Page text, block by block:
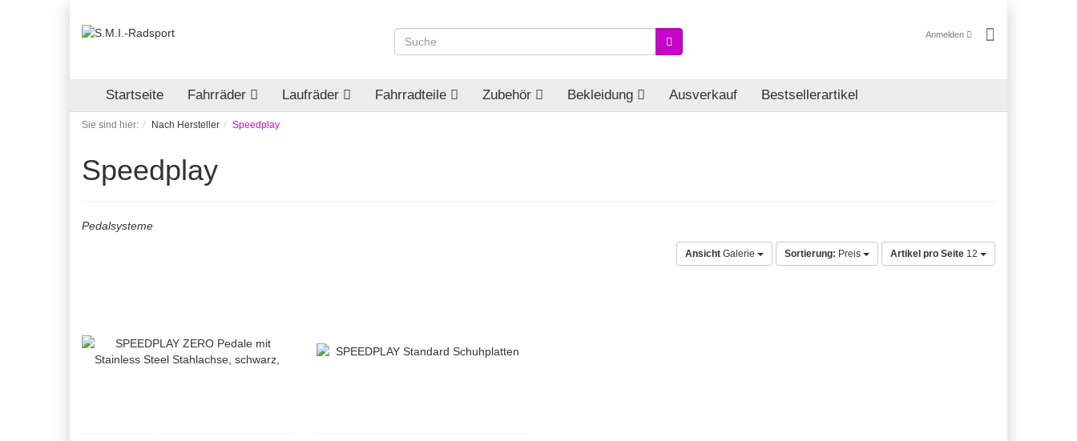
Anmelden
Startseite Fahrräder Laufräder Fahrradteile Zubehör Bekleidung Ausverkauf Bestsellerartikel
Sie sind hier: Nach Hersteller Speedplay
Speedplay
Pedalsysteme
Ansicht Galerie Sortierung: Preis Artikel pro Seite 12